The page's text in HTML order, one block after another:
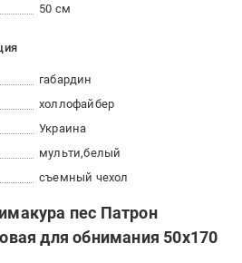
50 см
габардин
холлофайбер
Украина
мульти белый
съемный чехол
пес Патрон
для обнимания 50x170